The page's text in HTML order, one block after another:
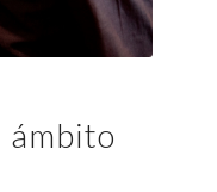
ámbito